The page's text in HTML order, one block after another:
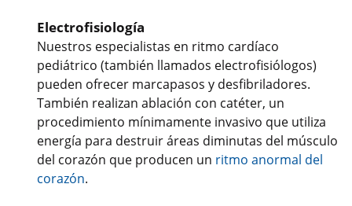
Electrofisiología
Nuestros especialistas en ritmo cardíaco
pediátrico (también llamados electrofisiólogos)
pueden ofrecer marcapasos y desfibriladores.
También realizan ablación con catéter, un
procedimiento mínimamente invasivo que utiliza
energía para destruir áreas diminutas del músculo
del corazón que producen un ritmo anormal del
corazón.